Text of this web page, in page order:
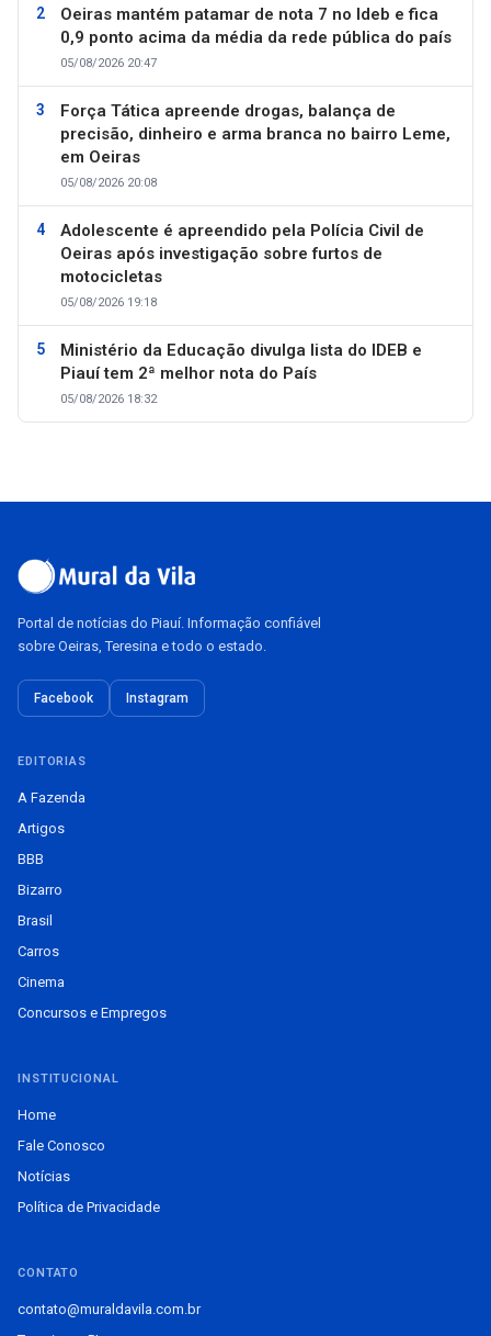
Oeiras mantém patamar de nota 7 no Ideb e fica
0,9 ponto acima da média da rede pública do país
05/08/2026 20:47
Força Tática apreende drogas, balança de
precisão, dinheiro e arma branca no bairro Leme,
em Oeiras
05/08/2026 20:08
Adolescente é apreendido pela Polícia Civil de
Oeiras após investigação sobre furtos de
motocicletas
05/08/2026 19:18
Ministério da Educação divulga lista do IDEB e
Piauí tem 2ª melhor nota do País
05/08/2026 18:32
Portal de notícias do Piauí. Informação confiável
sobre Oeiras, Teresina e todo o estado.
Facebook Instagram
EDITORIAS
A Fazenda
Artigos
BBB
Bizarro
Brasil
Carros
Cinema
Concursos e Empregos
INSTITUCIONAL
Home
Fale Conosco
Notícias
Política de Privacidade
CONTATO
contato@muraldavila.com.br